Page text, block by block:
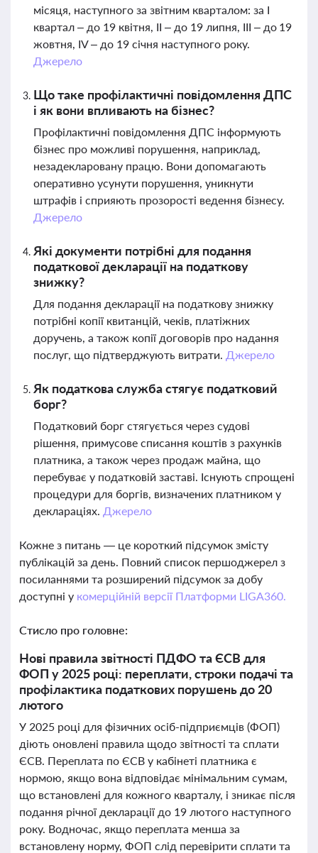
місяця, наступного за звітним кварталом: за І
квартал – до 19 квітня, ІІ – до 19 липня, ІІІ – до 19
жовтня, ІV – до 19 січня наступного року.
Джерело
Що таке профілактичні повідомлення ДПС
і як вони впливають на бізнес?
Профілактичні повідомлення ДПС інформують
бізнес про можливі порушення, наприклад,
незадекларовану працю. Вони допомагають
оперативно усунути порушення, уникнути
штрафів і сприяють прозорості ведення бізнесу.
Джерело
Які документи потрібні для подання
податкової декларації на податкову
знижку?
Для подання декларації на податкову знижку
потрібні копії квитанцій, чеків, платіжних
доручень, а також копії договорів про надання
послуг, що підтверджують витрати. Джерело
Як податкова служба стягує податковий
борг?
Податковий борг стягується через судові
рішення, примусове списання коштів з рахунків
платника, а також через продаж майна, що
перебуває у податковій заставі. Існують спрощені
процедури для боргів, визначених платником у
деклараціях. Джерело
Кожне з питань — це короткий підсумок змісту
публікацій за день. Повний список першоджерел з
посиланнями та розширений підсумок за добу
доступні у комерційній версії Платформи LIGA360.
Стисло про головне:
Нові правила звітності ПДФО та ЄСВ для
ФОП у 2025 році: переплати, строки подачі та
профілактика податкових порушень до 20
лютого
У 2025 році для фізичних осіб-підприємців (ФОП)
діють оновлені правила щодо звітності та сплати
ЄСВ. Переплата по ЄСВ у кабінеті платника є
нормою, якщо вона відповідає мінімальним сумам,
що встановлені для кожного кварталу, і зникає після
подання річної декларації до 19 лютого наступного
року. Водночас, якщо переплата менша за
встановлену норму, ФОП слід перевірити сплати та